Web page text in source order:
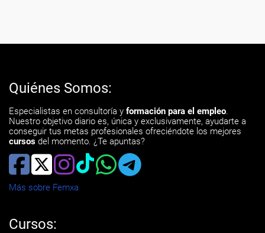
Quiénes Somos:
Especialistas en consultoría y formación para el empleo.
Nuestro objetivo diario es, única y exclusivamente, ayudarte a
conseguir tus metas profesionales ofreciéndote los mejores
cursos del momento. ¿Te apuntas?
Más sobre Femxa
Cursos: